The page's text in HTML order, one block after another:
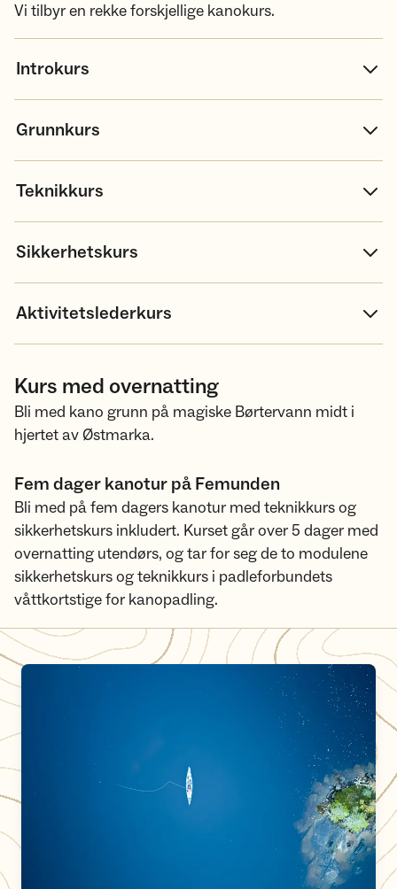
Vi tilbyr en rekke forskjellige kanokurs.
Introkurs
Grunnkurs
Teknikkurs
Sikkerhetskurs
Aktivitetslederkurs
Kurs med overnatting
Bli med kano grunn på magiske Børtervann midt i
hjertet av Østmarka.
Fem dager kanotur på Femunden
Bli med på fem dagers kanotur med teknikkurs og
sikkerhetskurs inkludert. Kurset går over 5 dager med
overnatting utendørs, og tar for seg de to modulene
sikkerhetskurs og teknikkurs i padleforbundets
våttkortstige for kanopadling.
Kursstige for kano i DNT Oslo og Omegn